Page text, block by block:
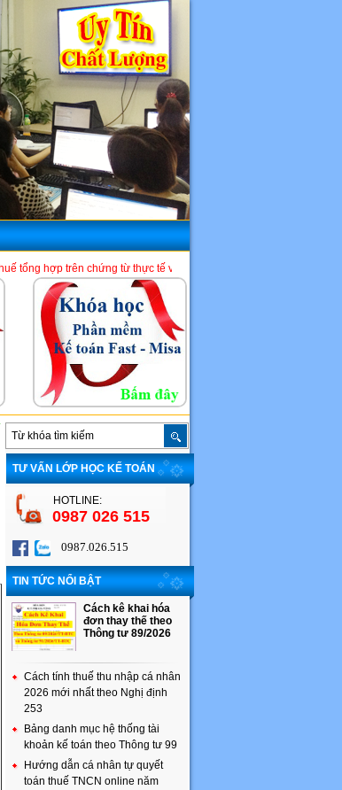
chứng từ thực tế và phần mềm HTKK, Excel, Misa. Là một địa chỉ
HCM
TƯ VẤN LỚP HỌC KẾ TOÁN
0987 026 515
HOTLINE:
0987.026.515
TIN TỨC NỔI BẬT
Cách kê khai hóa
đơn thay thế theo
Thông tư 89/2026
Cách tính thuế thu nhập cá nhân
2026 mới nhất theo Nghị định
253
Bảng danh mục hệ thống tài
khoản kế toán theo Thông tư 99
Hướng dẫn cá nhân tự quyết
toán thuế TNCN online năm